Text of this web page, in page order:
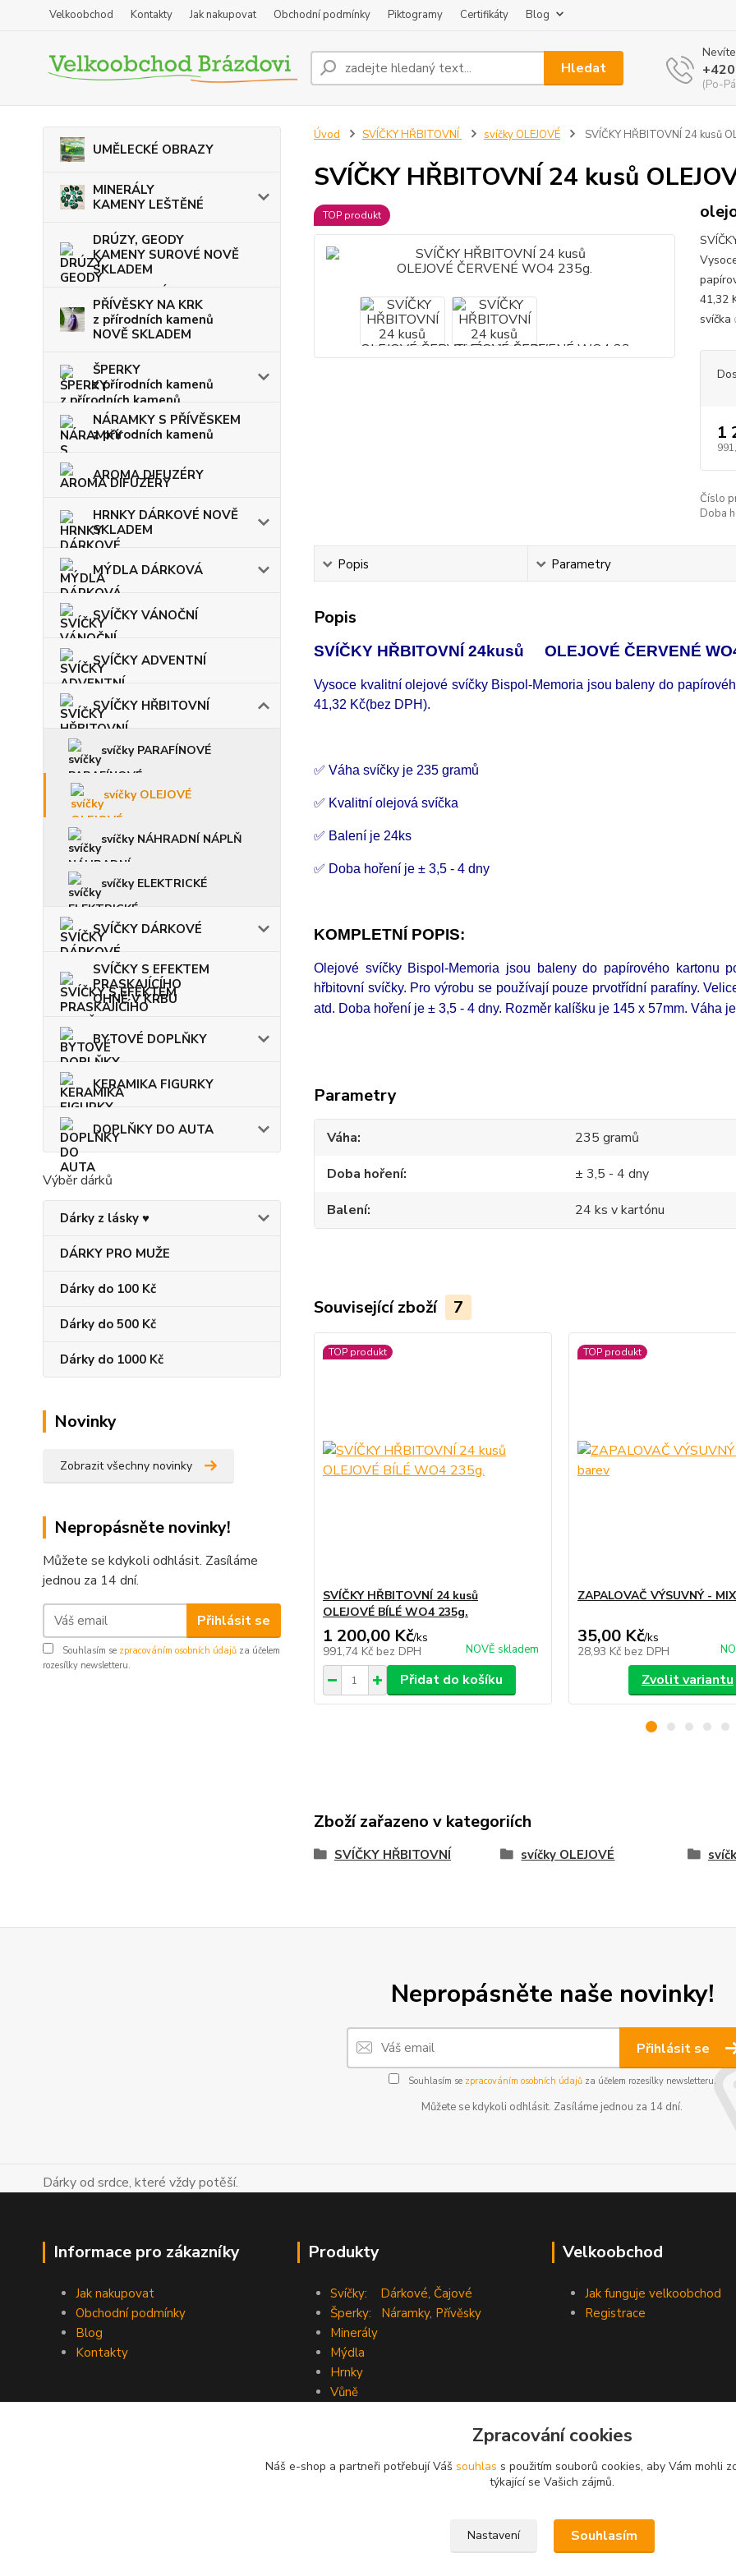
Velkoobchod Kontakty Jak nakupovat Obchodní podmínky Piktogramy Certifikáty Blog
Hledat
(Po-
UMĚLECKÉ OBRAZY
MINERÁLY
KAMENY LEŠTĚNÉ
DRÚZY, GEODY
KAMENY SUROVÉ NOVĚ
SKLADEM
PŘÍVĚSKY NA KRK
z přírodních kamenů
NOVĚ SKLADEM
ŠPERKY
z přírodních kamenů
NÁRAMKY S PŘÍVĚSKEM
z přírodních kamenů
AROMA DIFUZÉRY
HRNKY DÁRKOVÉ NOVĚ
SKLADEM
MÝDLA DÁRKOVÁ
SVÍČKY VÁNOČNÍ
SVÍČKY ADVENTNÍ
SVÍČKY HŘBITOVNÍ
svíčky PARAFÍNOVÉ
svíčky OLEJOVÉ
svíčky NÁHRADNÍ NÁPLŇ
svíčky ELEKTRICKÉ
SVÍČKY DÁRKOVÉ
SVÍČKY S EFEKTEM
PRASKAJÍCÍHO
OHNĚ V KRBU
BYTOVÉ DOPLŇKY
KERAMIKA FIGURKY
DOPLŇKY DO AUTA
Výběr dárků
Dárky z lásky ♥
DÁRKY PRO MUŽE
Dárky do 100 Kč
Dárky do 500 Kč
Dárky do 1000 Kč
Novinky
Zobrazit všechny novinky
Nepropásněte novinky!
Můžete se kdykoli odhlásit. Zasíláme
jednou za 14 dní.
Přihlásit se
Souhlasím se zpracováním osobních údajů za účelem
rozesílky newsletteru.
Úvod SVÍČKY HŘBITOVNÍ svíčky OLEJOVÉ SVÍČKY HŘBITOVNÍ 24 kusů
SVÍČKY HŘBITOVNÍ 24 kusů
TOP produkt
41,32
svíčka
1
Číslo
Doba
Popis Parametry
Popis
SVÍČKY HŘBITOVNÍ 24kusů OLEJOVÉ ČERVENÉ
Vysoce kvalitní olejové svíčky Bispol-Memoria jsou baleny do
41,32 Kč(bez DPH).
✅ Váha svíčky je 235 gramů
✅ Kvalitní olejová svíčka
✅ Balení je 24ks
✅ Doba hoření je ± 3,5 - 4 dny
KOMPLETNÍ POPIS:
Olejové svíčky Bispol-Memoria jsou baleny do papírového kartonu
hřbitovní svíčky. Pro výrobu se používají pouze prvotřídní parafíny.
atd. Doba hoření je ± 3,5 - 4 dny. Rozměr kalíšku je 145 x 57mm. Váha
Parametry
Váha
235 gramů
Doba hoření
± 3,5 - 4 dny
Balení
24 ks v kartónu
Související zboží 7
TOP produkt
SVÍČKY HŘBITOVNÍ 24 kusů
OLEJOVÉ BÍLÉ WO4 235g.
1 200,00 Kč/ks
991,74 Kč bez DPH NOVĚ skladem
Přidat do košíku
TOP produkt
ZAPALOVAČ VÝSUVNÝ -
35,00 Kč/ks
28,93 Kč bez DPH
Zvolit variantu
Zboží zařazeno v kategoriích
SVÍČKY HŘBITOVNÍ svíčky OLEJOVÉ
Nepropásněte naše novinky!
Přihlásit se
Souhlasím se zpracováním osobních údajůza účelem rozesílky newsletteru.
Můžete se kdykoli odhlásit. Zasíláme jednou za 14 dní.
Dárky od srdce, které vždy potěší.
Informace pro zákazníky
Jak nakupovat
Obchodní podmínky
Blog
Kontakty
Produkty
Svíčky: Dárkové, Čajové
Šperky:
Náramky, Přívěsky
Minerály
Mýdla
Hrnky
Vůně
Velkoobchod
Jak funguje velkoobchod
Registrace
Zpracování cookies
Náš e-shop a partneři potřebují Váš souhlas s použitím souborů cookies, aby Vám mohli
týkající se Vašich zájmů.
Nastavení Souhlasím